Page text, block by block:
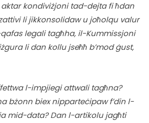
kondiviżjoni tad-dejta fi ħdan
li jikkonsolidaw u joħolqu valur
legali tagħha, il-Kummissjoni
li dan kollu jseħħ b’mod ġust,
l-impjiegi attwali tagħna?
bżonn biex nipparteċipaw f’din l-
mid-data? Dan l-artikolu jagħti